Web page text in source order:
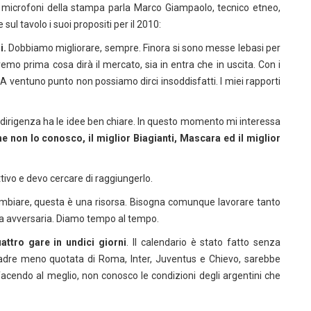
della stampa parla Marco Giampaolo, tecnico etneo,
tavolo i suoi propositi per il 2010:
Dobbiamo migliorare, sempre. Finora si sono messe lebasi per
prima cosa dirà il mercato, sia in entra che in uscita. Con i
ventuno punto non possiamo dirci insoddisfatti. I miei rapporti
ha le idee ben chiare. In questo momento mi interessa
non lo conosco, il miglior Biagianti, Mascara ed il miglior
e devo cercare di raggiungerlo.
questa è una risorsa. Bisogna comunque lavorare tanto
Diamo tempo al tempo.
gare in undici giorni . Il calendario è stato fatto senza
meno quotata di Roma, Inter, Juventus e Chievo, sarebbe
al meglio, non conosco le condizioni degli argentini che